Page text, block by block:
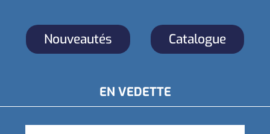
Nouveautés Catalogue
EN VEDETTE